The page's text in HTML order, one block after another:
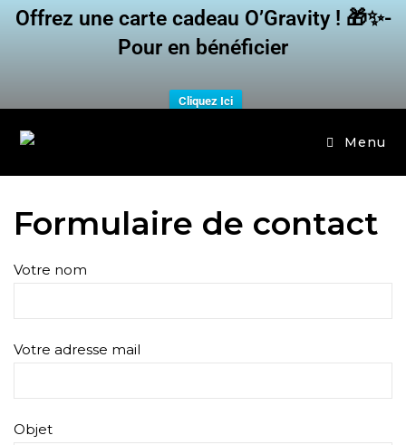
Offrez une carte cadeau O’Gravity ! 🎁✨-
Pour en bénéficier
Cliquez Ici
Menu
Formulaire de contact
Votre nom
Votre adresse mail
Objet